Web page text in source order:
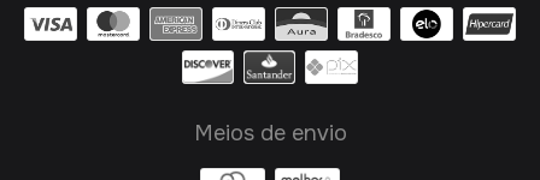
Meios de envio